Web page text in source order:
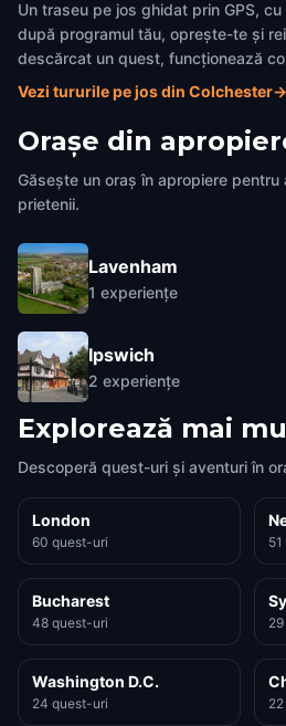
Un traseu pe jos ghidat prin GPS,
după programul tău, oprește-te și
descărcat un quest, funcționează
Vezi tururile pe jos din Colchester→
Orașe din
Găsește un oraș în apropiere pentru
prietenii.
Lavenham
1 experiențe
Ipswich
2 experiențe
Explorează mai
Descoperă quest-uri și aventuri în
London
60 quest-uri
Bucharest
48 quest-uri
Washington D.C.
24 quest-uri